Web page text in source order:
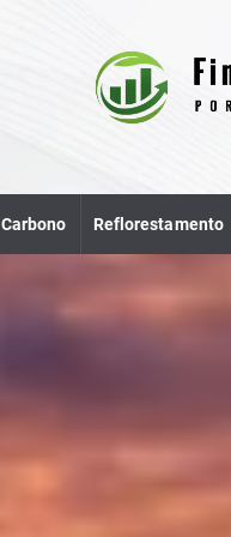
Reflorestamento